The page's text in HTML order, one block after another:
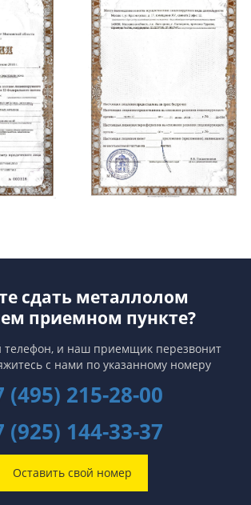
сдать металлолом
приемном пункте?
телефон, и наш приемщик перезвонит
с нами по указанному номеру
(495) 215-28-00
(925) 144-33-37
Оставить свой номер